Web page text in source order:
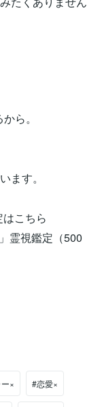
ら。
ます。
こちら
霊視鑑定（500
× #恋愛×